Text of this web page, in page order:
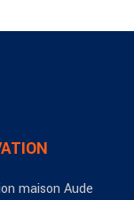
maison Aude